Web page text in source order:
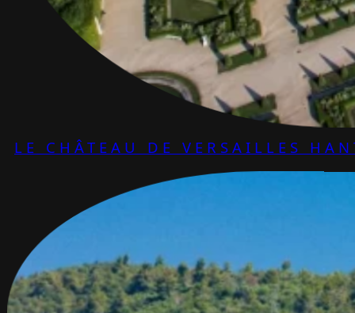
LE CHÂTEAU DE VERSAILLES